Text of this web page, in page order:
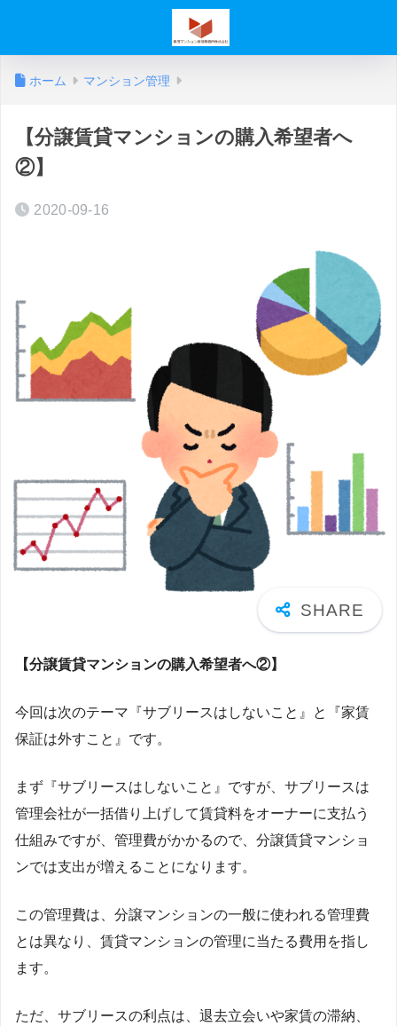
ホーム マンション管理
【分譲賃貸マンションの購入希望者へ
②】
2020-09-16
【分譲賃貸マンションの購入希望者へ②】
今回は次のテーマ『サブリースはしないこと』と『家賃
保証は外すこと』です。
まず『サブリースはしないこと』ですが、サブリースは
管理会社が一括借り上げして賃貸料をオーナーに支払う
仕組みですが、管理費がかかるので、分譲賃貸マンショ
ンでは支出が増えることになります。
この管理費は、分譲マンションの一般に使われる管理費
とは異なり、賃貸マンションの管理に当たる費用を指し
ます。
ただ、サブリースの利点は、退去立会いや家賃の滞納、